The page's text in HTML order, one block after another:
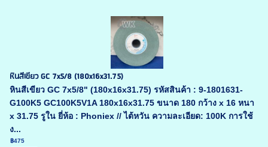
หินสีเขียว GC 7x5/8 (180x16x31.75)
หินสีเขียว GC 7x5/8" (180x16x31.75) รหัสสินค้า : 9-1801631-
G100K5 GC100K5V1A 180x16x31.75 ขนาด 180 กว้าง x 16 หนา
x 31.75 รูใน ยี่ห้อ : Phoniex // ไต้หวัน ความละเอียด: 100K การใช้
ง...
฿475